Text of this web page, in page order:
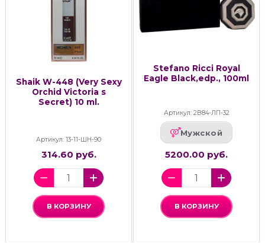
Shaik W-448 (Very Sexy
Orchid Victoria s
Secret) 10 ml.
Артикул: 13-11-ШН-90
314.60 руб.
В КОРЗИНУ
Stefano Ricci Royal
Eagle Black,edp., 100ml
Артикул: 2В84-ЛП-32
Мужской
5200.00 руб.
В КОРЗИНУ